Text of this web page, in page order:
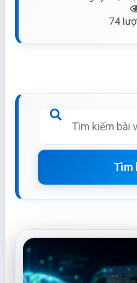
74
Tìm